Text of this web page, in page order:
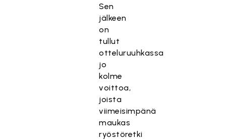
Sen
jälkeen
on
tullut
otteluruuhkassa
jo
kolme
voittoa,
joista
viimeisimpänä
maukas
ryöstöretki